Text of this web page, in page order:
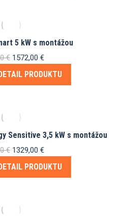
5 kW s montážou
€ Pôvodná
cena
1572,00 €Aktuálna
cena
PRODUKTU
Sensitive 3,5 kW s montážou
€ Pôvodná
cena
1329,00 €Aktuálna
cena
PRODUKTU